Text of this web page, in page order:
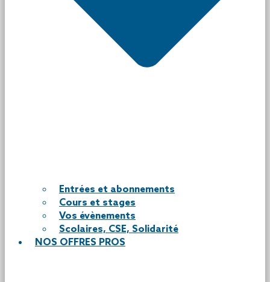
Entrées et abonnements
Cours et stages
Vos évènements
Scolaires, CSE, Solidarité
NOS OFFRES PROS